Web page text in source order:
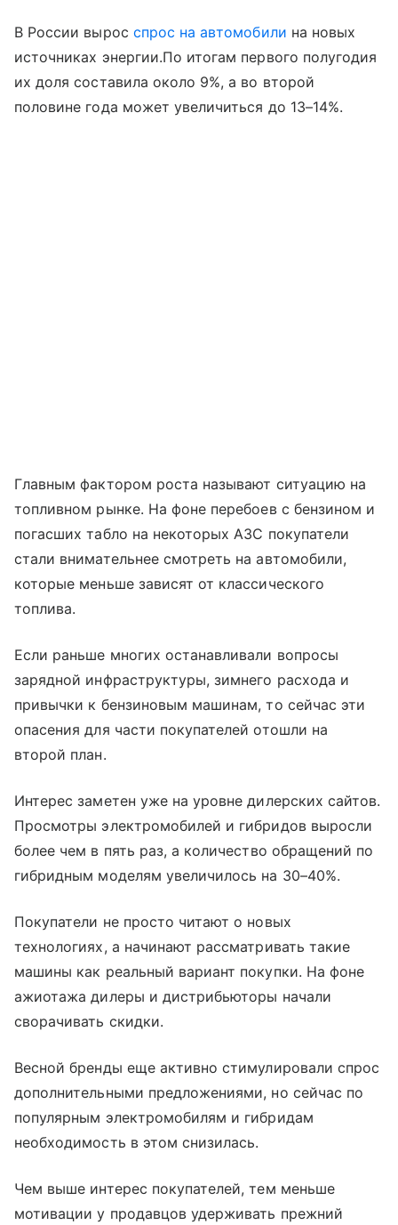
В России вырос спрос на автомобили на новых
источниках энергии.По итогам первого полугодия
их доля составила около 9%, а во второй
половине года может увеличиться до 13–14%.
Главным фактором роста называют ситуацию на
топливном рынке. На фоне перебоев с бензином и
погасших табло на некоторых АЗС покупатели
стали внимательнее смотреть на автомобили,
которые меньше зависят от классического
топлива.
Если раньше многих останавливали вопросы
зарядной инфраструктуры, зимнего расхода и
привычки к бензиновым машинам, то сейчас эти
опасения для части покупателей отошли на
второй план.
Интерес заметен уже на уровне дилерских сайтов.
Просмотры электромобилей и гибридов выросли
более чем в пять раз, а количество обращений по
гибридным моделям увеличилось на 30–40%.
Покупатели не просто читают о новых
технологиях, а начинают рассматривать такие
машины как реальный вариант покупки. На фоне
ажиотажа дилеры и дистрибьюторы начали
сворачивать скидки.
Весной бренды еще активно стимулировали спрос
дополнительными предложениями, но сейчас по
популярным электромобилям и гибридам
необходимость в этом снизилась.
Чем выше интерес покупателей, тем меньше
мотивации у продавцов удерживать прежний